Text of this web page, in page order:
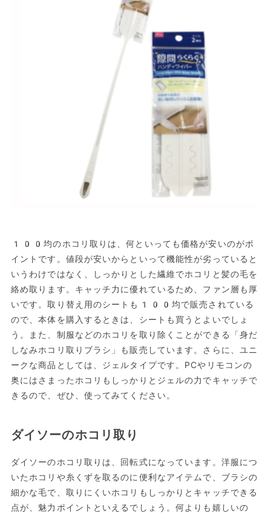
100均のホコリ取りは、何といっても価格が安いのがポ
イントです。値段が安いからといって機能性が劣っていると
いうわけではなく、しっかりとした繊維でホコリと髪の毛を
絡め取ります。キャッチ力に優れているため、ファン層も厚
いです。取り替え用のシートも100均で販売されている
ので、本体を購入するときは、シートも買うとよいでしょ
う。また、制服などのホコリを取り除くことができる「身だ
しなみホコリ取りブラシ」も販売しています。さらに、ユニ
ークな商品としては、ジェルタイプです。PCやリモコンの
奥にはさまったホコリもしっかりとジェルの力でキャッチで
きるので、ぜひ、使ってみてください。
ダイソーのホコリ取り
ダイソーのホコリ取りは、回転式になっています。洋服につ
いたホコリや糸くずを取るのに便利なアイテムで、ブラシの
細かな毛で、取りにくいホコリもしっかりとキャッチできる
点が、魅力ポイントといえるでしょう。何よりも嬉しいの